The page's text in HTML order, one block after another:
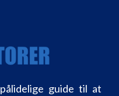
guide til at